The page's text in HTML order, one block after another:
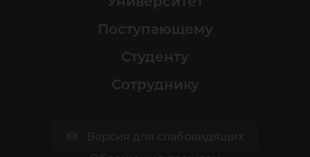
Поступающему
Студенту
Сотруднику